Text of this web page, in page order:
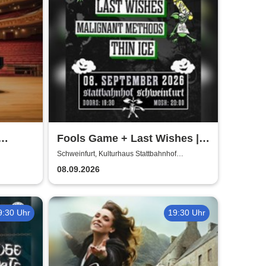
Fools Game + Last Wishes |
Gimme Some Action presents
Schweinfurt, Kulturhaus Stattbahnhof
08.09.2026
Uhr 19:30 Uhr